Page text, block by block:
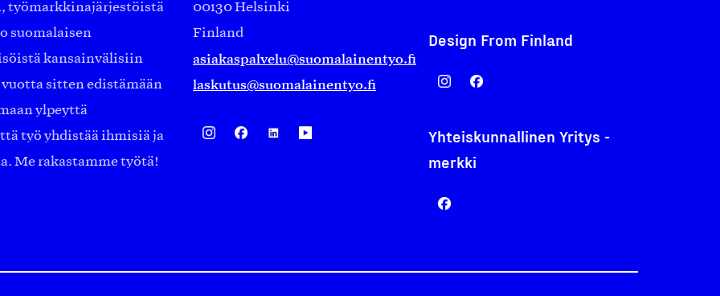
työmarkkinajärjestöistä
suomalaisen
kansainvälisiin
sitten edistämään
ylpeyttä
työ yhdistää ihmisiä ja
Me rakastamme työtä!
00130 Helsinki
Finland
asiakaspalvelu@suomalainentyo.fi
laskutus@suomalainentyo.fi
Design From Finland
Yhteiskunnallinen Yritys -
merkki